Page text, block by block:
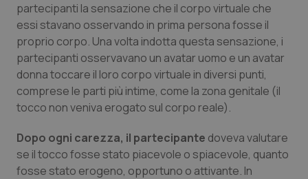
Marche
Molise
Piemonte
Provincia Autonoma di Bolzano
Provincia Autonoma di Trento
Donna & Salute
Epatiti
HIV
Infezioni & Febbre
Ipertensione & Scompenso
partecipanti la sensazione che il corpo virtuale che
essi stavano osservando in prima persona fosse il
proprio corpo. Una volta indotta questa sensazione, i
partecipanti osservavano un avatar uomo e un avatar
donna toccare il loro corpo virtuale in diversi punti,
comprese le parti più intime, come la zona genitale (il
tocco non veniva erogato sul corpo reale).
Dopo ogni carezza, il partecipante doveva valutare
se il tocco fosse stato piacevole o spiacevole, quanto
fosse stato erogeno, opportuno o attivante. In